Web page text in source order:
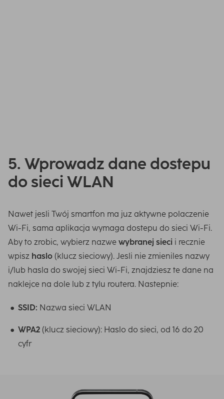
5. Wprowadz dane dostepu
do sieci WLAN
Nawet jesli Twój smartfon ma juz aktywne polaczenie
Wi-Fi, sama aplikacja wymaga dostepu do sieci Wi-Fi.
Aby to zrobic, wybierz nazwe wybranej sieci i recznie
wpisz haslo (klucz sieciowy). Jesli nie zmieniles nazwy
i/lub hasla do swojej sieci Wi-Fi, znajdziesz te dane na
naklejce na dole lub z tylu routera. Nastepnie:
SSID: Nazwa sieci WLAN
WPA2 (klucz sieciowy): Haslo do sieci, od 16 do 20
cyfr